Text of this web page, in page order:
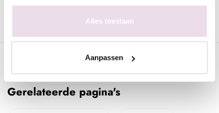
Alles toestaan
Aanpassen
Ingrediënten P&G gel: Polyurethane Acrylate Oligomer,
Titanium Dioxide, Aluminium Powde, D & C Yellow #10, Iron
Gerelateerde pagina's